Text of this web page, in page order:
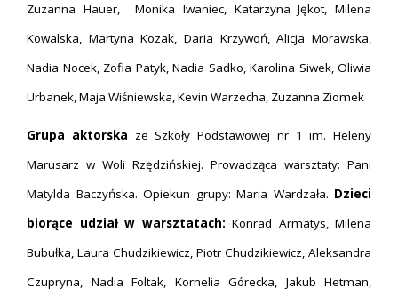
Zuzanna Hauer, Monika Iwaniec, Katarzyna Jękot, Milena
Kowalska, Martyna Kozak, Daria Krzywoń, Alicja Morawska,
Nadia Nocek, Zofia Patyk, Nadia Sadko, Karolina Siwek, Oliwia
Urbanek, Maja Wiśniewska, Kevin Warzecha, Zuzanna Ziomek
Grupa aktorska ze Szkoły Podstawowej nr 1 im. Heleny
Marusarz w Woli Rzędzińskiej. Prowadząca warsztaty: Pani
Matylda Baczyńska. Opiekun grupy: Maria Wardzała. Dzieci
biorące udział w warsztatach: Konrad Armatys, Milena
Bubułka, Laura Chudzikiewicz, Piotr Chudzikiewicz, Aleksandra
Czupryna, Nadia Foltak, Kornelia Górecka, Jakub Hetman,